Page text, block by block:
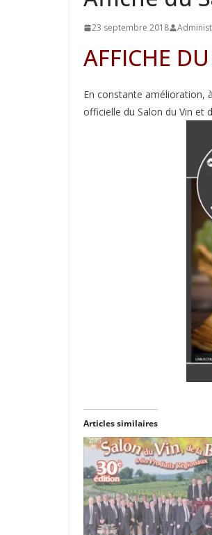
23 septembre 2018
AFFICHE
En constante amélioration,
officielle du Salon du Vin et
Articles similaires